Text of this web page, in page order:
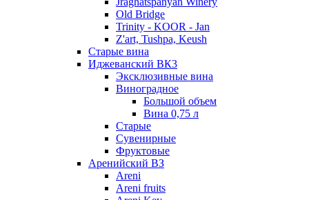
Old Bridge
Trinity - KOOR - Jan
Z'art, Tushpa, Keush
Старые вина
Иджеванский ВК3
Эксклюзивные вина
Виноградное
Большой объем
Вина 0,75 л
Старые
Сувенирные
Фруктовые
Аренийский ВЗ
Areni
Areni fruits